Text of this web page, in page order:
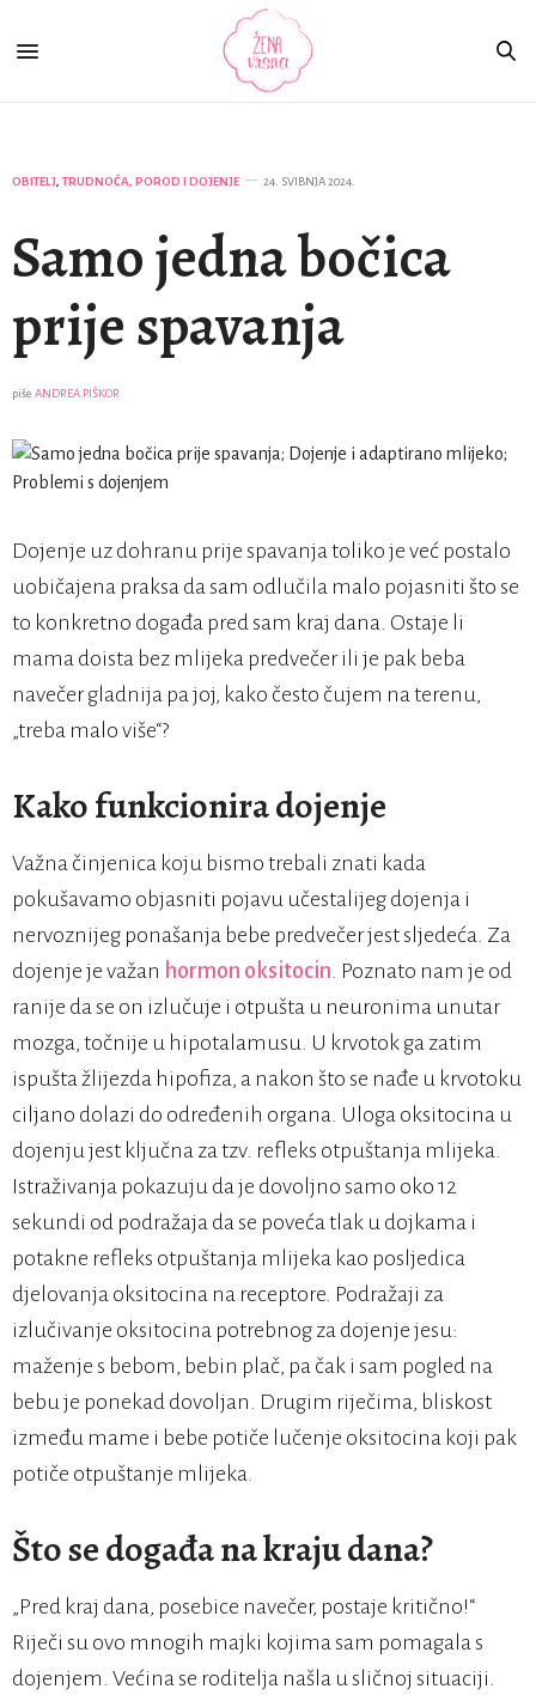
OBITELJ, TRUDNOĆA, POROD I DOJENJE 24. SVIBNJA 2024.
Samo jedna bočica
prije spavanja
piše ANDREA PIŠKOR
Dojenje uz dohranu prije spavanja toliko je već postalo
uobičajena praksa da sam odlučila malo pojasniti što se
to konkretno događa pred sam kraj dana. Ostaje li
mama doista bez mlijeka predvečer ili je pak beba
navečer gladnija pa joj, kako često čujem na terenu,
„treba malo više“?
Kako funkcionira dojenje
Važna činjenica koju bismo trebali znati kada
pokušavamo objasniti pojavu učestalijeg dojenja i
nervoznijeg ponašanja bebe predvečer jest sljedeća. Za
dojenje je važan hormon oksitocin. Poznato nam je od
ranije da se on izlučuje i otpušta u neuronima unutar
mozga, točnije u hipotalamusu. U krvotok ga zatim
ispušta žlijezda hipofiza, a nakon što se nađe u krvotoku
ciljano dolazi do određenih organa. Uloga oksitocina u
dojenju jest ključna za tzv. refleks otpuštanja mlijeka.
Istraživanja pokazuju da je dovoljno samo oko 12
sekundi od podražaja da se poveća tlak u dojkama i
potakne refleks otpuštanja mlijeka kao posljedica
djelovanja oksitocina na receptore. Podražaji za
izlučivanje oksitocina potrebnog za dojenje jesu:
maženje s bebom, bebin plač, pa čak i sam pogled na
bebu je ponekad dovoljan. Drugim riječima, bliskost
između mame i bebe potiče lučenje oksitocina koji pak
potiče otpuštanje mlijeka.
Što se događa na kraju dana?
„Pred kraj dana, posebice navečer, postaje kritično!“
Riječi su ovo mnogih majki kojima sam pomagala s
dojenjem. Većina se roditelja našla u sličnoj situaciji.